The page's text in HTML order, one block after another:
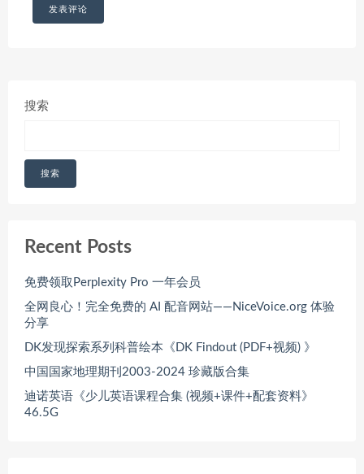
搜索
搜索
Recent Posts
免费领取Perplexity Pro 一年会员
全网良心！完全免费的 AI 配音网站——NiceVoice.org 体验
分享
DK发现探索系列科普绘本《DK Findout (PDF+视频) 》
中国国家地理期刊2003-2024 珍藏版合集
迪诺英语《少儿英语课程合集 (视频+课件+配套资料》
46.5G